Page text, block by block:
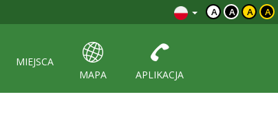
A A A A
MIEJSCA
MAPA
APLIKACJA